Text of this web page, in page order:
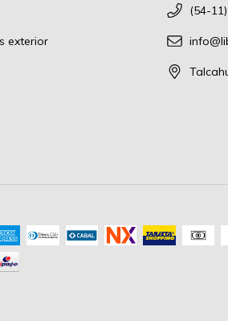
exterior
(54-